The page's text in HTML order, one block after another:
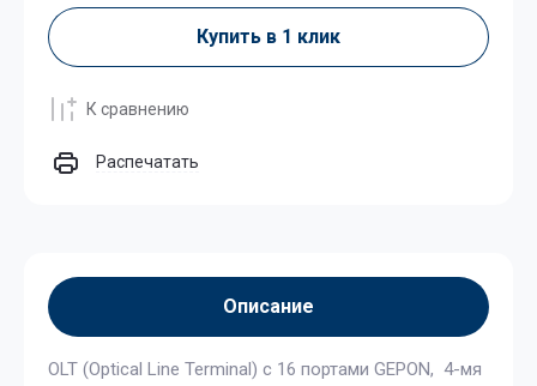
Купить в 1 клик
К сравнению
Распечатать
Описание
OLT (Optical Line Terminal) с 16 портами GEPON, 4-мя